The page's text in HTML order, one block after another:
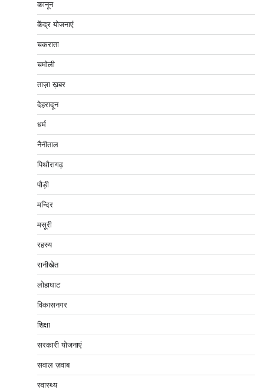
कानून
केंद्र योजनाएं
चकराता
चमोली
ताज़ा ख़बर
देहरादून
धर्म
नैनीताल
पिथौरागढ़
पौड़ी
मन्दिर
मसूरी
रहस्य
रानीखेत
लोहाघाट
विकासनगर
शिक्षा
सरकारी योजनाएं
सवाल ज़वाब
स्वास्थ्य